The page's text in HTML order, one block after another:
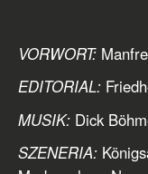
VORWORT:
EDITORIAL:
MUSIK: Dick
SZENERIA: